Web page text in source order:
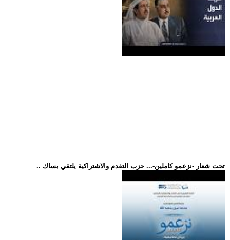
.. تحت شعار -نزعمو كاملين-... حزب التقدم والاشتراكية يلتقي بساك